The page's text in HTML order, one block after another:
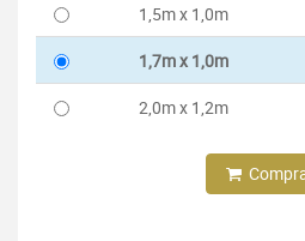
1,5m x 1,0m
1,7m x 1,0m
2,0m x 1,2m